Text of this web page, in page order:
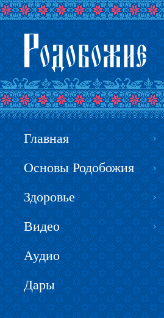
Главная
Основы Родобожия
Здоровье
Видео
Аудио
Дары